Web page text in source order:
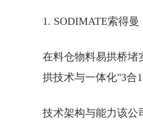
1. SODIMATE索得曼
在料仓物料易拱桥堵
拱技术与一体化"3合
技术架构与能力该公